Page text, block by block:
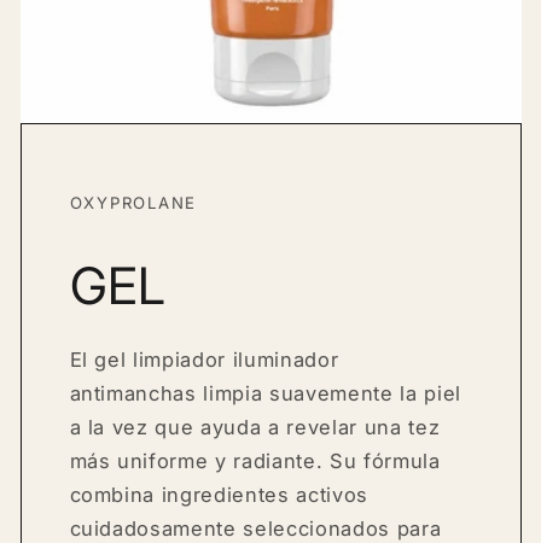
OXYPROLANE
GEL
El gel limpiador iluminador
antimanchas limpia suavemente la piel
a la vez que ayuda a revelar una tez
más uniforme y radiante. Su fórmula
combina ingredientes activos
cuidadosamente seleccionados para